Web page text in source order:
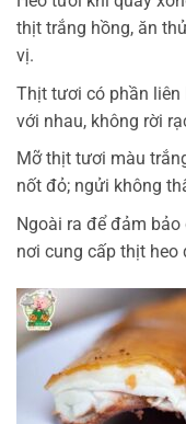
thịt trắng hồng, ăn
vị.
Thịt tươi có phần
với nhau, không rời
Mỡ thịt tươi màu
nốt đỏ; ngửi không
Ngoài ra để đảm
nơi cung cấp thịt heo